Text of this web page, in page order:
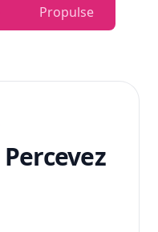
Propulse
Percevez